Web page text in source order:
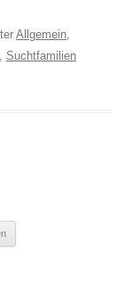
Allgemein,
, Suchtfamilien